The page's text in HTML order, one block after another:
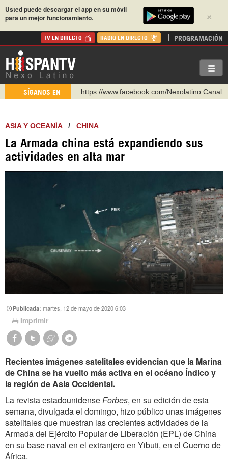
×
Usted puede descargar el app en su móvil
para un mejor funcionamiento.
TV EN DIRECTO RADIO EN DIRECTO PROGRAMACIÓN
SÍGANOS EN
https://www.facebook.com/Nexolatino.Canal
http://twitter.com/nexo_latino
https://t.me/hispantvcanal
https://urmedium.com/c/hispantv
ASIA Y OCEANÍA/ CHINA
La Armada china está expandiendo sus
actividades en alta mar
Publicada:martes, 12 de mayo de 2020 6:03
Imprimir
Recientes imágenes satelitales evidencian que la Marina
de China se ha vuelto más activa en el océano Índico y
la región de Asia Occidental.
La revista estadounidenseForbes, en su edición de esta
semana, divulgada el domingo, hizo público unas imágenes
satelitales que muestran las crecientes actividades de la
Armada del Ejército Popular de Liberación (EPL) de China
en su base naval en el extranjero en Yibuti, en el Cuerno de
África.